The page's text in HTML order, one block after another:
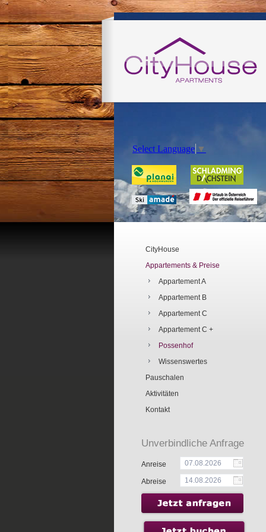
Select Language ▼
CityHouse
Appartements & Preise
Appartement A
Appartement B
Appartement C
Appartement C +
Possenhof
Wissenswertes
Pauschalen
Aktivitäten
Kontakt
Unverbindliche Anfrage
Anreise
Abreise